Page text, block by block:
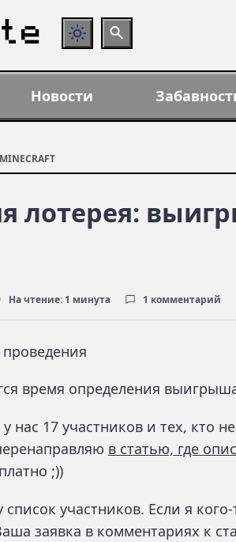
Новости
лотерея:
На чтение: 1 минута 1 комментарий
время определения
нас 17 участников и тех, кто
в статью, где
;))
участников. Если я
заявка в комментариях к